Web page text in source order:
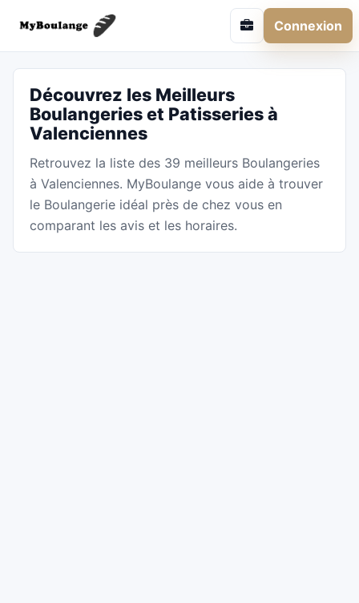
Connexion
Découvrez les Meilleurs
Boulangeries et Patisseries à
Valenciennes
Retrouvez la liste des 39 meilleurs Boulangeries
à Valenciennes. MyBoulange vous aide à trouver
le Boulangerie idéal près de chez vous en
comparant les avis et les horaires.